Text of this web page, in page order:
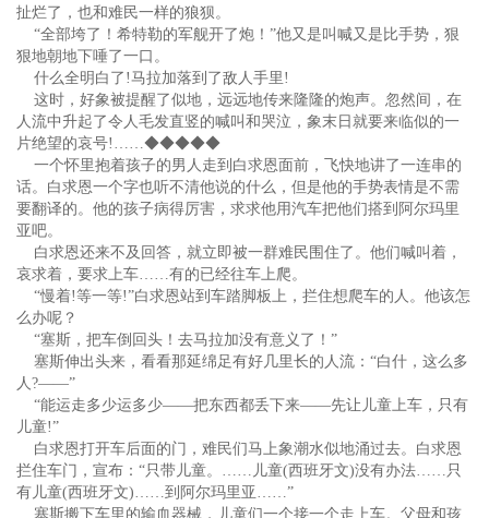
扯烂了，也和难民一样的狼狈。
“全部垮了！希特勒的军舰开了炮！”他又是叫喊又是比手势，狠
狠地朝地下唾了一口。
什么全明白了!马拉加落到了敌人手里!
这时，好象被提醒了似地，远远地传来隆隆的炮声。忽然间，在
人流中升起了令人毛发直竖的喊叫和哭泣，象末日就要来临似的一
片绝望的哀号!……◆◆◆◆◆
一个怀里抱着孩子的男人走到白求恩面前，飞快地讲了一连串的
话。白求恩一个字也听不清他说的什么，但是他的手势表情是不需
要翻译的。他的孩子病得厉害，求求他用汽车把他们搭到阿尔玛里
亚吧。
白求恩还来不及回答，就立即被一群难民围住了。他们喊叫着，
哀求着，要求上车……有的已经往车上爬。
“慢着!等一等!”白求恩站到车踏脚板上，拦住想爬车的人。他该怎
么办呢？
“塞斯，把车倒回头！去马拉加没有意义了！”
塞斯伸出头来，看看那延绵足有好几里长的人流：“白什，这么多
人?——”
“能运走多少运多少——把东西都丢下来——先让儿童上车，只有
儿童!”
白求恩打开车后面的门，难民们马上象潮水似地涌过去。白求恩
拦住车门，宣布：“只带儿童。……儿童(西班牙文)没有办法……只
有儿童(西班牙文)……到阿尔玛里亚……”
塞斯搬下车里的输血器械，儿童们一个接一个走上车。父母和孩